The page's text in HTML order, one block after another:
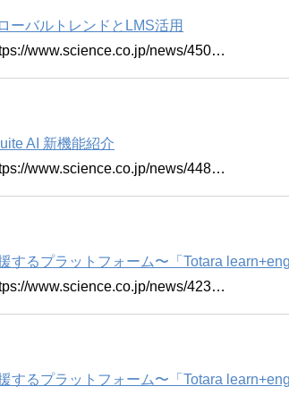
ーバルトレンドとLMS活用
www.science.co.jp/news/450…
AI 新機能紹介
www.science.co.jp/news/448…
するプラットフォーム〜「Totara
www.science.co.jp/news/423…
するプラットフォーム〜「Totara